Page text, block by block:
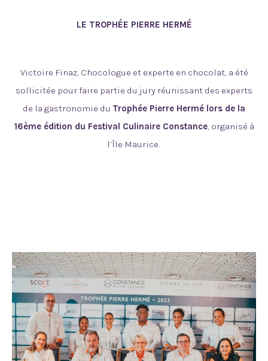
LE TROPHÉE PIERRE HERMÉ
Victoire Finaz, Chocologue et experte en chocolat, a été
sollicitée pour faire partie du jury réunissant des experts
de la gastronomie du Trophée Pierre Hermé lors de la
16ème édition du Festival Culinaire Constance, organisé à
l’Île Maurice.